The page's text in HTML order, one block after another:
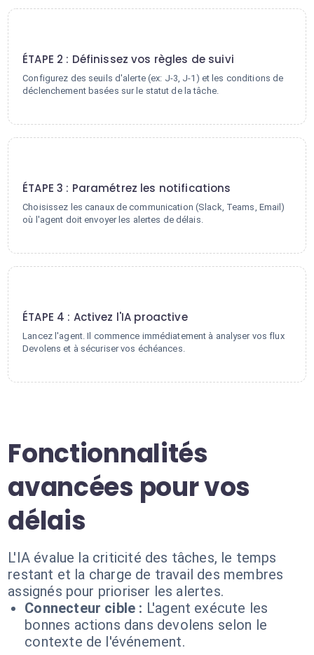
ÉTAPE 2 : Définissez vos règles de suivi
Configurez des seuils d'alerte (ex: J-3, J-1) et les conditions de
déclenchement basées sur le statut de la tâche.
ÉTAPE 3 : Paramétrez les notifications
Choisissez les canaux de communication (Slack, Teams, Email)
où l'agent doit envoyer les alertes de délais.
ÉTAPE 4 : Activez l'IA proactive
Lancez l'agent. Il commence immédiatement à analyser vos flux
Devolens et à sécuriser vos échéances.
Fonctionnalités
avancées pour vos
délais
L'IA évalue la criticité des tâches, le temps
restant et la charge de travail des membres
assignés pour prioriser les alertes.
Connecteur cible : L'agent exécute les
bonnes actions dans devolens selon le
contexte de l'événement.